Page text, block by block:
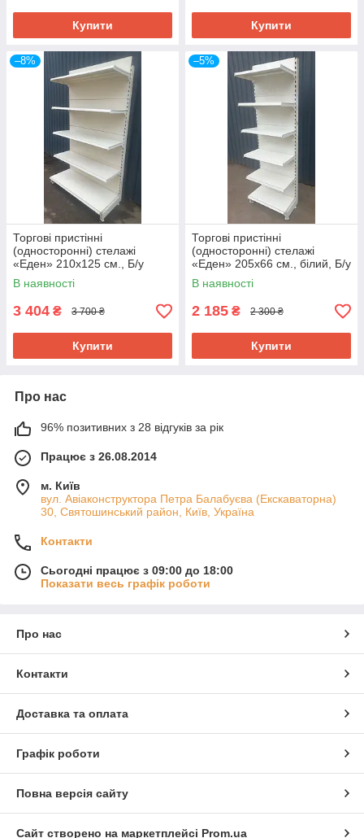
Купити Купити
–8%
Торгові пристінні
(односторонні) стелажі
«Еден» 210х125 см., Б/у
В наявності
3 404 ₴ 3 700 ₴
Купити
–5%
Торгові пристінні
(односторонні) стелажі
«Еден» 205х66 см., білий, Б/у
В наявності
2 185 ₴ 2 300 ₴
Купити
Про нас
96% позитивних з 28 відгуків за рік
Працює з 26.08.2014
м. Київ
вул. Авіаконструктора Петра Балабуєва (Екскаваторна)
30, Святошинський район, Київ, Україна
Контакти
Сьогодні працює з 09:00 до 18:00
Показати весь графік роботи
Про нас
Контакти
Доставка та оплата
Графік роботи
Повна версія сайту
Сайт створено на маркетплейсі Prom.ua